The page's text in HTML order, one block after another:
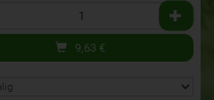
9,63 €